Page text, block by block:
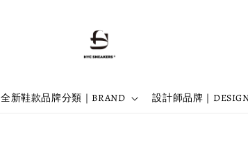
全新鞋款品牌分類｜BRAND 設計師品牌｜